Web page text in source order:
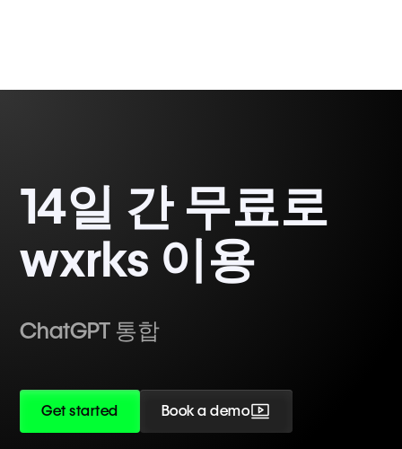
14일 간 무료로
wxrks 이용
ChatGPT 통합
Get started Book a demo